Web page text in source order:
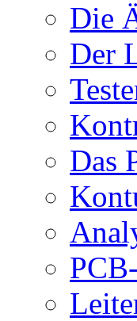
Die
Der
Das